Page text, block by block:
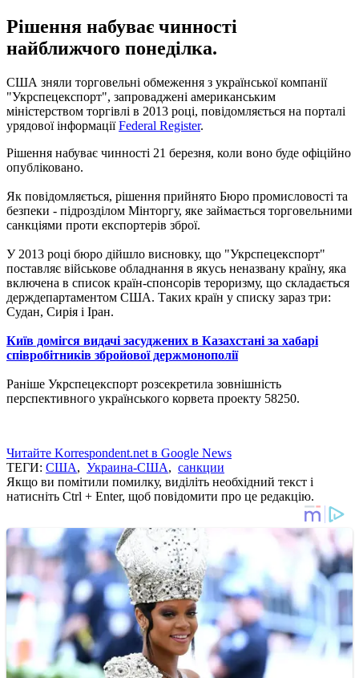
Рішення набуває чинності
найближчого понеділка.
США зняли торговельні обмеження з української компанії
"Укрспецекспорт", запроваджені американським
міністерством торгівлі в 2013 році, повідомляється на порталі
урядової інформаціїFederal Register.
Рішення набуває чинності 21 березня, коли воно буде офіційно
опубліковано.
Як повідомляється, рішення прийнято Бюро промисловості та
безпеки - підрозділом Мінторгу, яке займається торговельними
санкціями проти експортерів зброї.
У 2013 році бюро дійшло висновку, що "Укрспецекспорт"
поставляє військове обладнання в якусь неназвану країну, яка
включена в список країн-спонсорів тероризму, що складається
держдепартаментом США. Таких країн у списку зараз три:
Судан, Сирія і Іран.
Київ домігся видачі засуджених в Казахстані за хабарі
співробітників збройової держмонополії
Раніше Укрспецекспорт розсекретила зовнішність
перспективного українського корвета проекту 58250.
Читайте Korrespondent.net в Google News
ТЕГИ: США, Украина-США, санкции
Якщо ви помітили помилку, виділіть необхідний текст і
натисніть Ctrl + Enter, щоб повідомити про це редакцію.